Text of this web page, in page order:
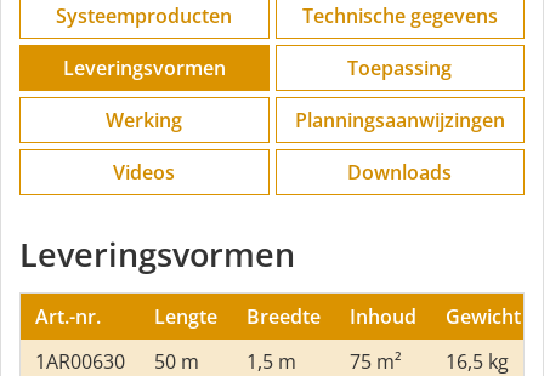
Systeemproducten
Technische gegevens
Leveringsvormen
Toepassing
Werking
Planningsaanwijzingen
Videos
Downloads
Leveringsvormen
Art.-nr. Lengte Breedte Inhoud
Gewicht
1AR00630
50 m 1,5 m 75 m² 16,5 kg